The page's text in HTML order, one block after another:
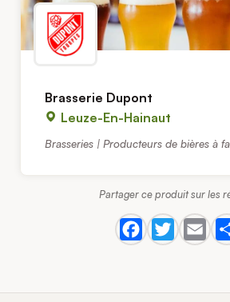
Brasserie Dupont
Leuze-En-Hainaut
Brasseries | Producteurs de bières à
Partager ce produit sur les